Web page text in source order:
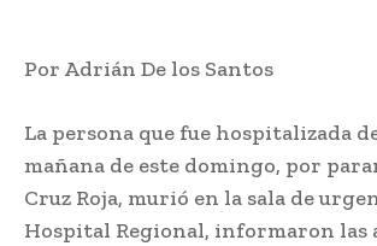
Por Adrián De los Santos
La persona que fue hospitalizada
mañana de este domingo, por
Cruz Roja, murió en la sala de
Hospital Regional, informaron las